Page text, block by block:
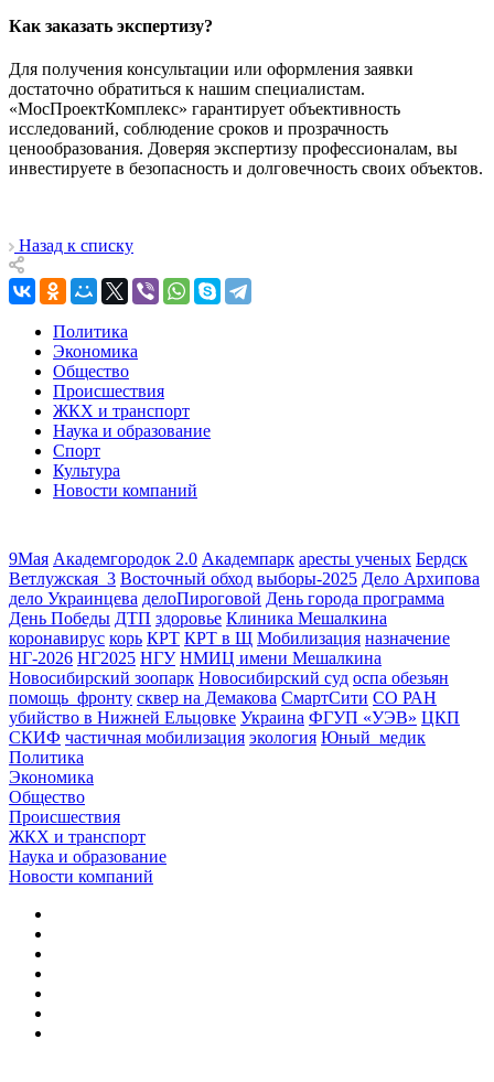
Как заказать экспертизу?
Для получения консультации или оформления заявки
достаточно обратиться к нашим специалистам.
«МосПроектКомплекс» гарантирует объективность
исследований, соблюдение сроков и прозрачность
ценообразования. Доверяя экспертизу профессионалам, вы
инвестируете в безопасность и долговечность своих объектов.
Назад к списку
Политика
Экономика
Общество
Происшествия
ЖКХ и транспорт
Наука и образование
Спорт
Культура
Новости компаний
9Мая Академгородок 2.0 Академпарк аресты ученых Бердск
Ветлужская_3 Восточный обход выборы-2025 Дело Архипова
дело Украинцева делоПироговой День города программа
День Победы ДТП здоровье Клиника Мешалкина
коронавирус корь КРТ КРТ в Щ Мобилизация назначение
НГ-2026 НГ2025 НГУ НМИЦ имени Мешалкина
Новосибирский зоопарк Новосибирский суд оспа обезьян
помощь_фронту сквер на Демакова СмартСити СО РАН
убийство в Нижней Ельцовке Украина ФГУП «УЭВ» ЦКП
СКИФ частичная мобилизация экология Юный_медик
Политика
Экономика
Общество
Происшествия
ЖКХ и транспорт
Наука и образование
Новости компаний